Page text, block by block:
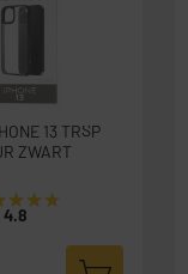
13 TRSP
ZWART
4.8